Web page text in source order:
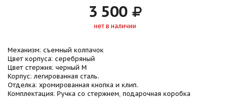
3 500
нет в наличии
Механизм: съемный колпачок
Цвет корпуса: серебряный
Цвет стержня: черный M
Корпус: легированная сталь.
Отделка: хромированная кнопка и клип.
Комплектация: Ручка со стержнем, подарочная коробка